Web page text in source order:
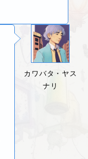
カワバタ・ヤス
ナリ